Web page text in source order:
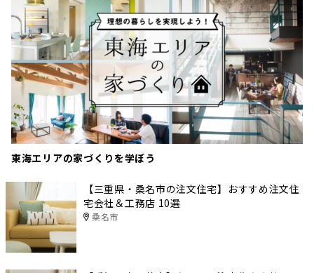
東海エリアの家づくりを学ぼう
【三重県・桑名市の注文住宅】おすすめ注文住
宅会社＆工務店 10選
桑名市